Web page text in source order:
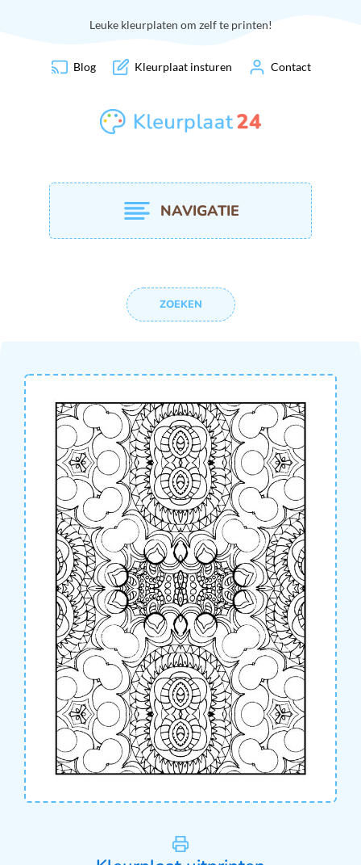
Leuke kleurplaten om zelf te printen!
Blog Kleurplaat insturen Contact
NAVIGATIE
ZOEKEN